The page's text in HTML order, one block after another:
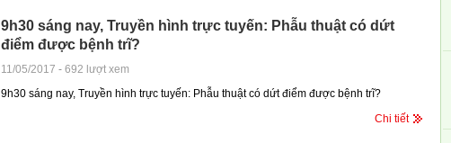
9h30 sáng nay, Truyền hình trực tuyến: Phẫu thuật có dứt
điểm được bệnh trĩ?
11/05/2017 - 692 lượt xem
9h30 sáng nay, Truyền hình trực tuyến: Phẫu thuật có dứt điểm được bệnh trĩ?
Chi tiết